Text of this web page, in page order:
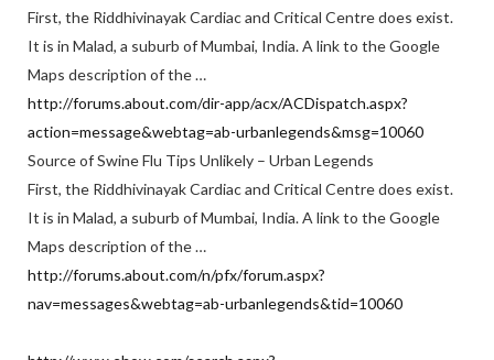
First, the Riddhivinayak Cardiac and Critical Centre does exist.
It is in Malad, a suburb of Mumbai, India. A link to the Google
Maps description of the …
http://forums.about.com/dir-app/acx/ACDispatch.aspx?
action=message&webtag=ab-urbanlegends&msg=10060
Source of Swine Flu Tips Unlikely – Urban Legends
First, the Riddhivinayak Cardiac and Critical Centre does exist.
It is in Malad, a suburb of Mumbai, India. A link to the Google
Maps description of the …
http://forums.about.com/n/pfx/forum.aspx?
nav=messages&webtag=ab-urbanlegends&tid=10060